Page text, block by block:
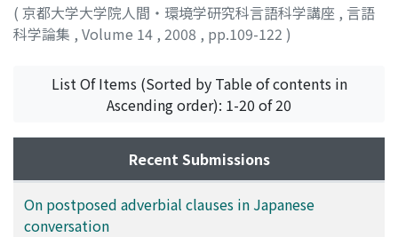
( 京都大学大学院人間・環境学研究科言語科学講座 , 言語
科学論集 , Volume 14 , 2008 , pp.109-122 )
List Of Items (Sorted by Table of contents in
Ascending order): 1-20 of 20
Recent Submissions
On postposed adverbial clauses in Japanese
conversation